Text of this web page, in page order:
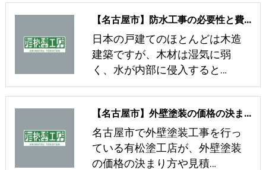
【名古屋市】防水工事の必要性と費用相場
日本の戸建てのほとんどは木造
建築ですが、木材は湿気に弱
く、水が内部に侵入すると…
【名古屋市】外壁塗装の価格の決まり方や見積書の確認箇所について
名古屋市で外壁塗装工事を行っ
ている有松塗工店が、外壁塗装
の価格の決まり方や見積…